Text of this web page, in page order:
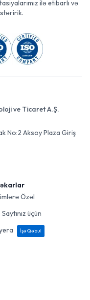
ilə etibarlı və
ve Ticaret A.Ş.
No:2 Aksoy Plaza Giriş
Özəl
üçün
İşə Qəbul